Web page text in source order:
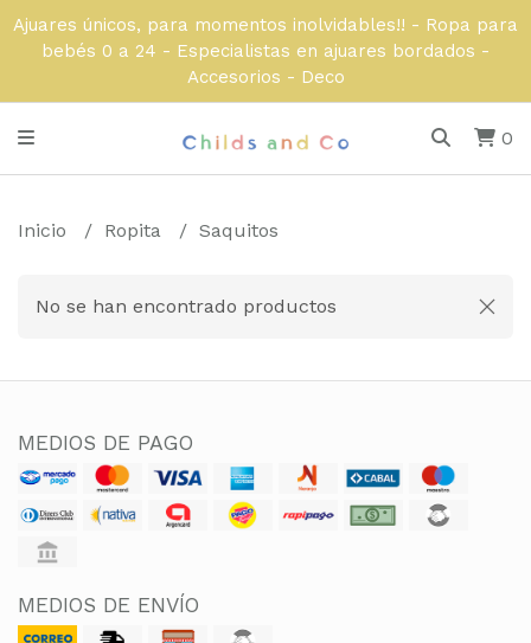
Ajuares únicos, para momentos inolvidables!! - Ropa para
bebés 0 a 24 - Especialistas en ajuares bordados -
Accesorios - Deco
0
Inicio Ropita Saquitos
No se han encontrado productos
MEDIOS DE PAGO
MEDIOS DE ENVÍO